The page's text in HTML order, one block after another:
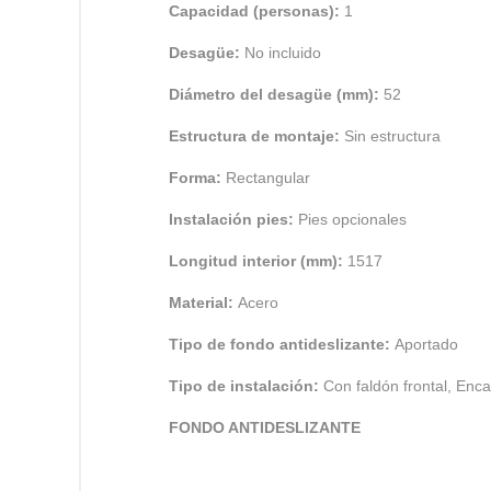
Capacidad (personas): 1
Desagüe: No incluido
Diámetro del desagüe (mm): 52
Estructura de montaje: Sin estructura
Forma: Rectangular
Instalación pies: Pies opcionales
Longitud interior (mm): 1517
Material: Acero
Tipo de fondo antideslizante: Aportado
Tipo de instalación: Con faldón frontal,
FONDO ANTIDESLIZANTE